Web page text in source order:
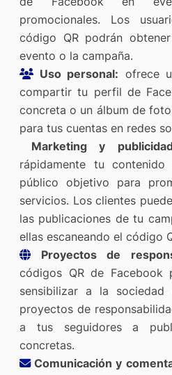
promocionales. Los
código QR podrán
evento o la campaña.
Uso personal: ofrece
compartir tu perfil de
concreta o un álbum de
para tus cuentas en redes
Marketing y
rápidamente tu
público objetivo para
servicios. Los clientes
las publicaciones de tu
ellas escaneando el código
Proyectos de
códigos QR de Facebook
sensibilizar a la
proyectos de
a tus seguidores a
concretas.
Comunicación y